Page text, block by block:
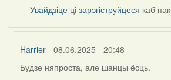
Увайдзіце цізарэгіструйцеся каб
Harrier - 08.06.2025 - 20:48
In
Будзе няпроста, але шанцы ёсць.